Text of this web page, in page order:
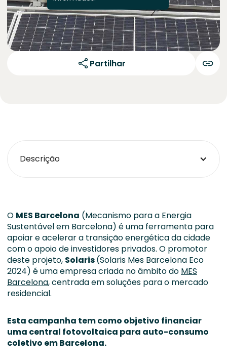
Partilhar
Descrição
O MES Barcelona (Mecanismo para a Energia
Sustentável em Barcelona) é uma ferramenta para
apoiar e acelerar a transição energética da cidade
com o apoio de investidores privados. O promotor
deste projeto, Solaris(Solaris Mes Barcelona Eco
2024) é uma empresa criada no âmbito do MES
Barcelona, centrada em soluções para o mercado
residencial.
Esta campanha tem como objetivo financiar
uma central fotovoltaica para auto-consumo
coletivo em Barcelona.